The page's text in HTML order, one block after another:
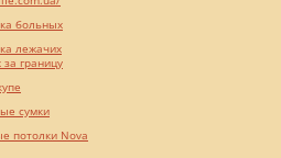
больных
лежачих
границу
сумки
потолки Nova